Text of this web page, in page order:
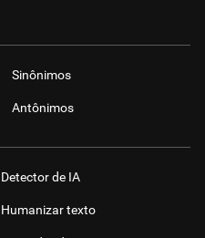
Sinônimos
Antônimos
Detector de IA
Humanizar texto